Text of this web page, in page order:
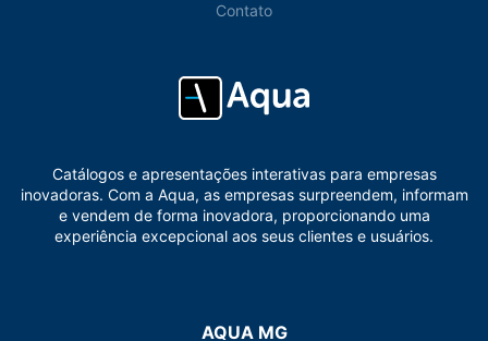
Contato
Catálogos e apresentações interativas para empresas
inovadoras. Com a Aqua, as empresas surpreendem, informam
e vendem de forma inovadora, proporcionando uma
experiência excepcional aos seus clientes e usuários.
AQUA MG